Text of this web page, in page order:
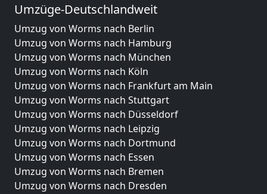
Umzüge-Deutschlandweit
Umzug von Worms nach Berlin
Umzug von Worms nach Hamburg
Umzug von Worms nach München
Umzug von Worms nach Köln
Umzug von Worms nach Frankfurt am Main
Umzug von Worms nach Stuttgart
Umzug von Worms nach Düsseldorf
Umzug von Worms nach Leipzig
Umzug von Worms nach Dortmund
Umzug von Worms nach Essen
Umzug von Worms nach Bremen
Umzug von Worms nach Dresden